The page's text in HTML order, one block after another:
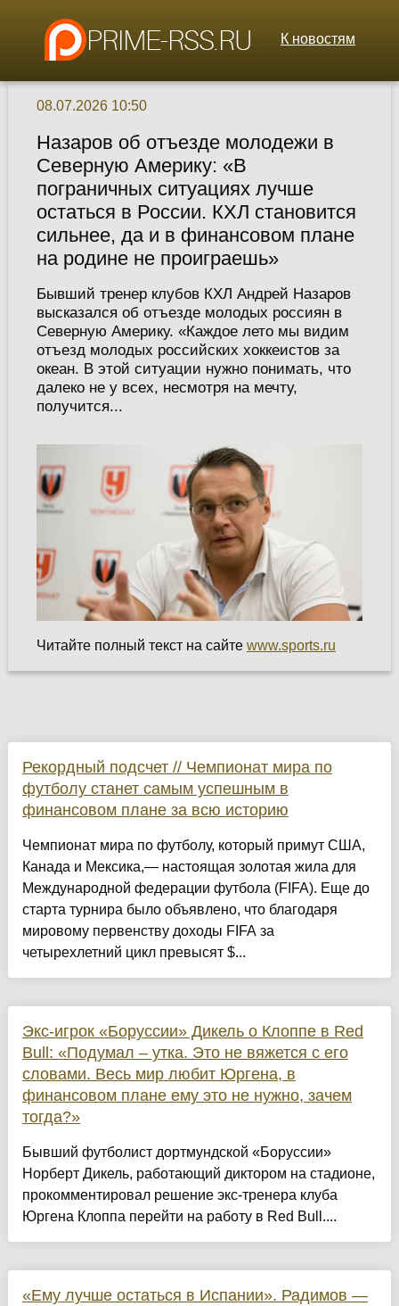
К новостям
08.07.2026 10:50
Назаров об отъезде молодежи в
Северную Америку: «В
пограничных ситуациях лучше
остаться в России. КХЛ становится
сильнее, да и в финансовом плане
на родине не проиграешь»
Бывший тренер клубов КХЛ Андрей Назаров
высказался об отъезде молодых россиян в
Северную Америку. «Каждое лето мы видим
отъезд молодых российских хоккеистов за
океан. В этой ситуации нужно понимать, что
далеко не у всех, несмотря на мечту,
получится...
Читайте полный текст на сайте www.sports.ru
Рекордный подсчет // Чемпионат мира по
футболу станет самым успешным в
финансовом плане за всю историю
Чемпионат мира по футболу, который примут США,
Канада и Мексика,— настоящая золотая жила для
Международной федерации футбола (FIFA). Еще до
старта турнира было объявлено, что благодаря
мировому первенству доходы FIFA за
четырехлетний цикл превысят $...
Экс-игрок «Боруссии» Дикель о Клоппе в Red
Bull: «Подумал – утка. Это не вяжется с его
словами. Весь мир любит Юргена, в
финансовом плане ему это не нужно, зачем
тогда?»
Бывший футболист дортмундской «Боруссии»
Норберт Дикель, работающий диктором на стадионе,
прокомментировал решение экс-тренера клуба
Юргена Клоппа перейти на работу в Red Bull....
«Ему лучше остаться в Испании». Радимов —